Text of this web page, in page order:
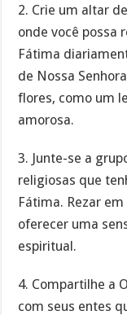
2. Crie um altar
onde você possa
Fátima
de Nossa
flores, como um
amorosa.
3. Junte-se a
religiosas que
Fátima. Rezar
oferecer uma
espiritual.
4. Compartilhe a
com seus entes